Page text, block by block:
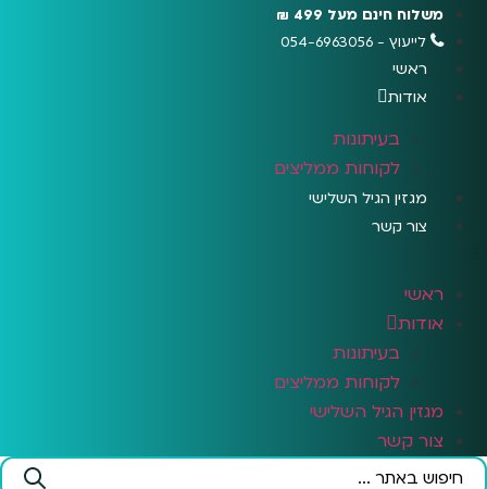
לתוכן
משלוח חינם מעל 499 ₪
לייעוץ - 054-6963056
ראשי
אודות
בעיתונות
לקוחות ממליצים
מגזין הגיל השלישי
צור קשר
ראשי
אודות
בעיתונות
לקוחות ממליצים
מגזין הגיל השלישי
צור קשר
Search